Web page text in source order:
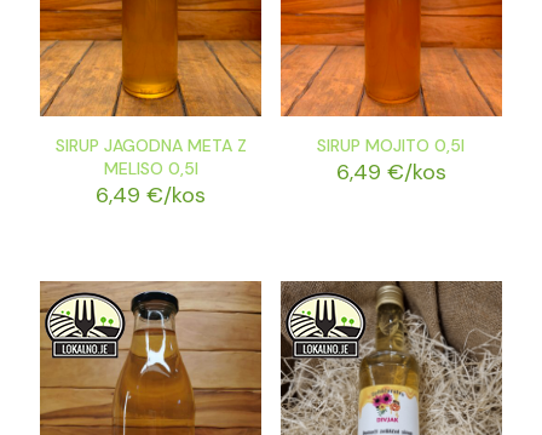
SIRUP JAGODNA META Z
MELISO 0,5l
6,49€/kos
SIRUP MOJITO 0,5l
6,49 €/kos